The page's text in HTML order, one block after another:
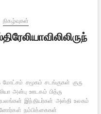
நிகழ்வுகள்
மோட்சம் சமூகம் சடங்குகள் குரு
அன்பு ஊடகம் பித்ரு
இந்தியர்கள் அஸ்தி உலகம்
நம்பிக்கைகள்